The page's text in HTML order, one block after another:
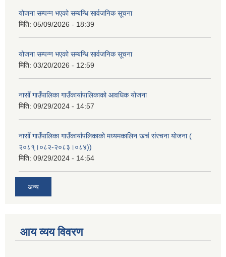
योजना सम्पन्न भएको सम्बन्धि सार्वजनिक सूचना
मिति: 05/09/2026 - 18:39
योजना सम्पन्न भएको सम्बन्धि सार्वजनिक सूचना
मिति: 03/20/2026 - 12:59
नासोँ गाउँपालिका गाउँकार्यापालिकाको आवधिक योजना
मिति: 09/29/2024 - 14:57
नासोँ गाउँपालिका गाउँकार्यापलिकाको मध्यमकालिन खर्च संरचना योजना (
२०८१्।०८२-२०८३।०८४))
मिति: 09/29/2024 - 14:54
अन्य
आय व्यय विवरण